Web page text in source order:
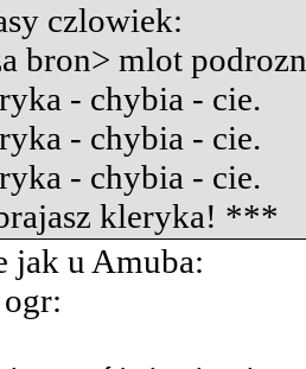
czlowiek:
bron> mlot
- chybia - cie.
- chybia - cie.
- chybia - cie.
kleryka! ***
jak u Amuba: